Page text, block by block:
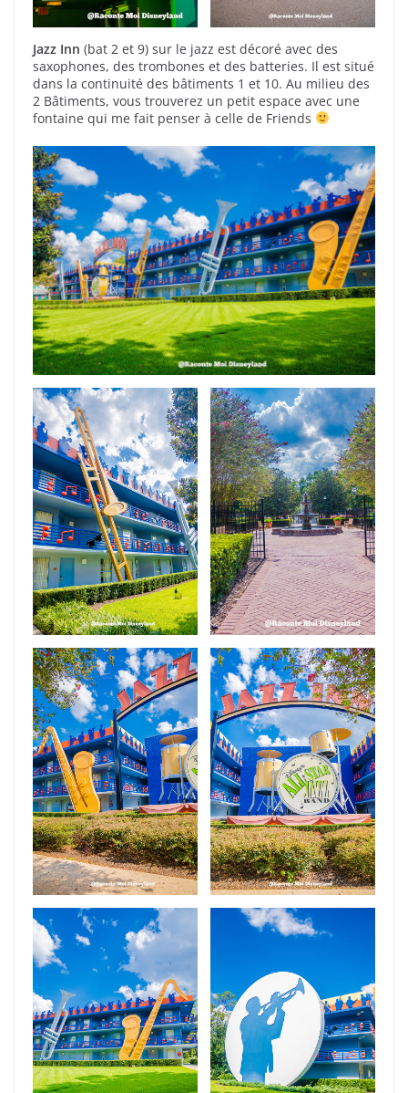
Jazz Inn (bat 2 et 9) sur le jazz est décoré avec des
saxophones, des trombones et des batteries. Il est situé
dans la continuité des bâtiments 1 et 10. Au milieu des
2 Bâtiments, vous trouverez un petit espace avec une
fontaine qui me fait penser à celle de Friends